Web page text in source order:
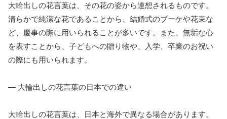
大輪出しの花言葉は、その花の姿から連想されるものです。
清らかで純潔な花であることから、結婚式のブーケや花束な
ど、慶事の際に用いられることが多いです。また、無垢な心
を表すことから、子どもへの贈り物や、入学、卒業のお祝い
の際にも用いられます。
— 大輪出しの花言葉の日本での違い
大輪出しの花言葉は、日本と海外で異なる場合があります。